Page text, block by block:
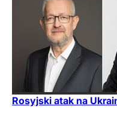
Rosyjski atak na